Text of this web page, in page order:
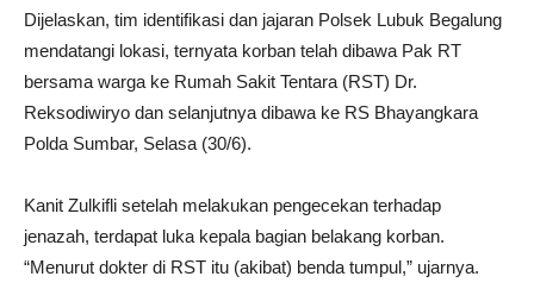
Dijelaskan, tim identifikasi dan jajaran Polsek Lubuk Begalung
mendatangi lokasi, ternyata korban telah dibawa Pak RT
bersama warga ke Rumah Sakit Tentara (RST) Dr.
Reksodiwiryo dan selanjutnya dibawa ke RS Bhayangkara
Polda Sumbar, Selasa (30/6).
Kanit Zulkifli setelah melakukan pengecekan terhadap
jenazah, terdapat luka kepala bagian belakang korban.
“Menurut dokter di RST itu (akibat) benda tumpul,” ujarnya.